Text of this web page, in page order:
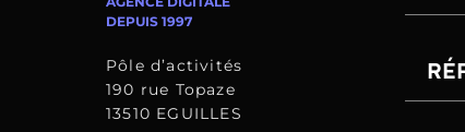
DEPUIS 1997
Pôle d’activités
190 rue Topaze
13510 EGUILLES